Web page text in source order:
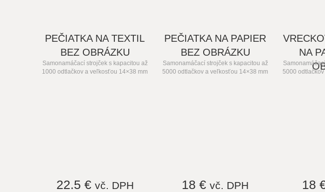
PEČIATKA NA TEXTIL
BEZ OBRÁZKU
Samonamáčací strojček s kapacitou až
1000 odtlačkov a veľkosťou 14×38 mm
22.5 € vč. DPH
PEČIATKA NA PAPIER
BEZ OBRÁZKU
Samonamáčací strojček s kapacitou až
5000 odtlačkov a veľkosťou 14×38 mm
18 € vč. DPH
NA
5000
18